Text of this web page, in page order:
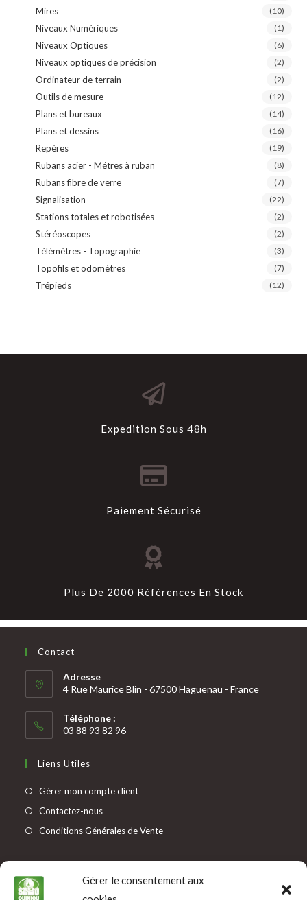
Gérer le consentement aux
Mires (10)
Niveaux Numériques (1)
Niveaux Optiques (6)
Niveaux optiques de précision (2)
Ordinateur de terrain (2)
Outils de mesure (12)
Plans et bureaux (14)
Plans et dessins (16)
Repères (19)
Rubans acier - Métres à ruban (8)
Rubans fibre de verre (7)
Signalisation (22)
Stations totales et robotisées (2)
Stéréoscopes (2)
Télémètres - Topographie (3)
Topofils et odomètres (7)
Trépieds (12)
Expedition Sous 48h
Paiement Sécurisé
Plus De 2000 Références En Stock
Contact
Adresse
4 Rue Maurice Blin - 67500 Haguenau - France
Téléphone :
03 88 93 82 96
Liens Utiles
Gérer mon compte client
Contactez-nous
Conditions Générales de Vente
Informations